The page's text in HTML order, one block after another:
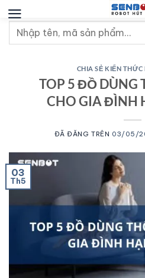
Chuyển
đếnTìm
kiếm:
CHIA SẺ KIẾN THỨC
TOP 5 ĐỒ DÙNG
CHO GIA ĐÌNH
ĐÃ ĐĂNG TRÊN 03/05/
03
Th5